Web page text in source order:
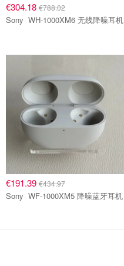
€304.18€788.02
Sony WH-1000XM6 无线降噪耳机
€191.39€434.97
Sony WF-1000XM5 降噪蓝牙耳机